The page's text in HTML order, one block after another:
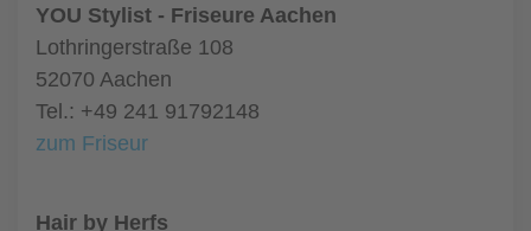
YOU Stylist - Friseure Aachen
Lothringerstraße 108
52070 Aachen
Tel.: +49 241 91792148
zum Friseur
Hair by Herfs